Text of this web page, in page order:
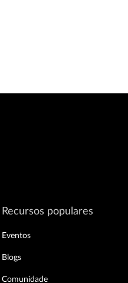
Recursos populares
Eventos
Blogs
Comunidade